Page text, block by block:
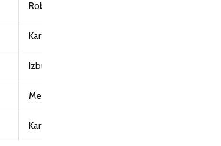
Robustnija od velura, popularna sorta
Karakteristično mesno "porastanje" na glavi
Izbuljene, kuglaste oči
Mesna kapica (wen) na glavi
Karakteristična grba iza glave